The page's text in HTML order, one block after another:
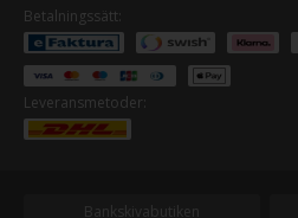
Betalningssätt:
Leveransmetoder:
Bankskivabutiken